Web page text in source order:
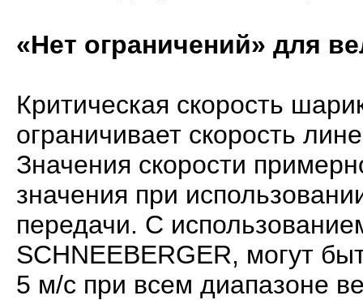
«Нет ограничений» для
Критическая скорость
ограничивает скорость
Значения скорости
значения при
передачи. С
SCHNEEBERGER, могут
5 м/с при всем диапазоне